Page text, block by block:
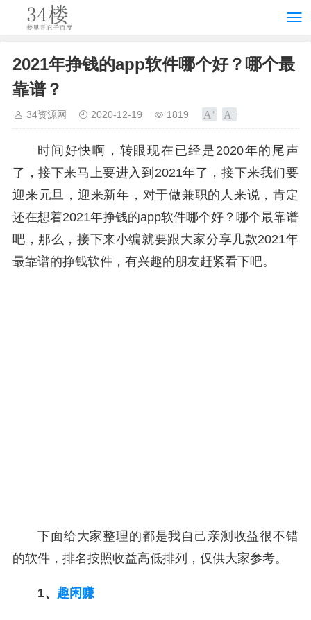
2021年挣钱的app软件哪个好？哪个最
靠谱？
34资源网 2020-12-19 1819
时间好快啊，转眼现在已经是2020年的尾声
了，接下来马上要进入到2021年了，接下来我们要
迎来元旦，迎来新年，对于做兼职的人来说，肯定
还在想着2021年挣钱的app软件哪个好？哪个最靠谱
吧，那么，接下来小编就要跟大家分享几款2021年
最靠谱的挣钱软件，有兴趣的朋友赶紧看下吧。
下面给大家整理的都是我自己亲测收益很不错
的软件，排名按照收益高低排列，仅供大家参考。
1、 趣闲赚